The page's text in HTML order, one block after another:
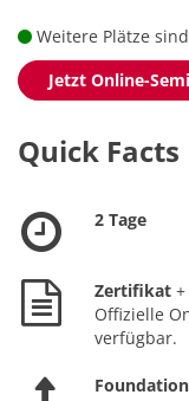
Weitere Plätze
Jetzt Online-
Quick Facts
2 Tage
Zertifikat
Offizielle
verfügbar.